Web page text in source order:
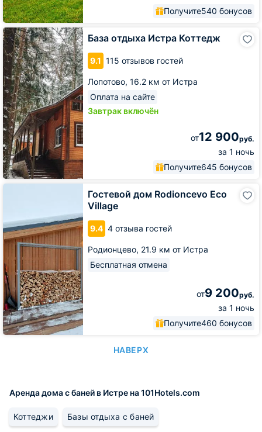
Получите540 бонусов
База отдыха Истра Коттедж
9.1 115 отзывов гостей
Лопотово, 16.2 км от Истра
Оплата на сайте
Завтрак включён
от12 900руб.
за 1 ночь
Получите645 бонусов
База
отдыха
Истра
Коттедж
Гостевой дом Rodioncevo Eco
Village
9.4 4 отзыва гостей
Родионцево, 21.9 км от Истра
Бесплатная отмена
от9 200руб.
за 1 ночь
Получите460 бонусов
Гостевой
Village
НАВЕРХ
Аренда дома с баней в Истре на 101Hotels.com
Коттеджи Базы отдыха с баней